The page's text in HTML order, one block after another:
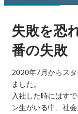
失敗を恐
番の失敗
2020年7月からス
ました。
入社した時にはす
ン生がいる中、社